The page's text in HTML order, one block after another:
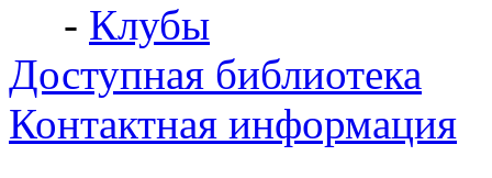
- Клубы
Доступная библиотека
Контактная информация